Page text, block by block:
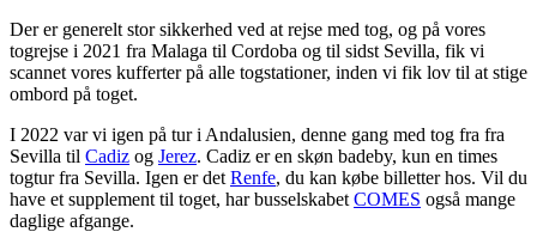
Der er generelt stor sikkerhed ved at rejse med tog, og på vores
togrejse i 2021 fra Malaga til Cordoba og til sidst Sevilla, fik vi
scannet vores kufferter på alle togstationer, inden vi fik lov til at stige
ombord på toget.
I 2022 var vi igen på tur i Andalusien, denne gang med tog fra fra
Sevilla til Cadiz og Jerez. Cadiz er en skøn badeby, kun en times
togtur fra Sevilla. Igen er det Renfe, du kan købe billetter hos. Vil du
have et supplement til toget, har busselskabet COMES også mange
daglige afgange.